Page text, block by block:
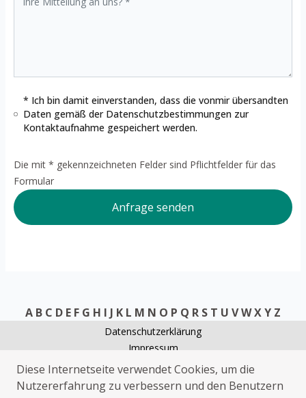
* Ich bin damit einverstanden, dass die vonmir übersandten
Daten gemäß der Datenschutzbestimmungen zur
Kontaktaufnahme gespeichert werden.
Die mit * gekennzeichneten Felder sind Pflichtfelder für das
Formular
Anfrage senden
A B C D E F G H I J K L M N O P Q R S T U VWXY Z
Datenschutzerklärung
Impressum
Schlüsseldienst Friedeburg
Rohrreinigung Friedeburg
Diese Internetseite verwendet Cookies, um die
Nutzererfahrung zu verbessern und den Benutzern